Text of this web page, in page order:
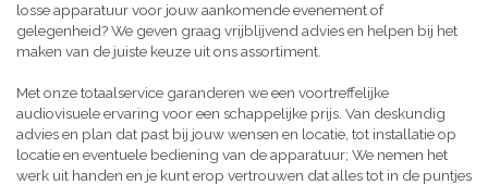
losse apparatuur voor jouw aankomende evenement of
gelegenheid? We geven graag vrijblijvend advies en helpen bij het
maken van de juiste keuze uit ons assortiment.
Met onze totaalservice garanderen we een voortreffelijke
audiovisuele ervaring voor een schappelijke prijs. Van deskundig
advies en plan dat past bij jouw wensen en locatie, tot installatie op
locatie en eventuele bediening van de apparatuur; We nemen het
werk uit handen en je kunt erop vertrouwen dat alles tot in de puntjes